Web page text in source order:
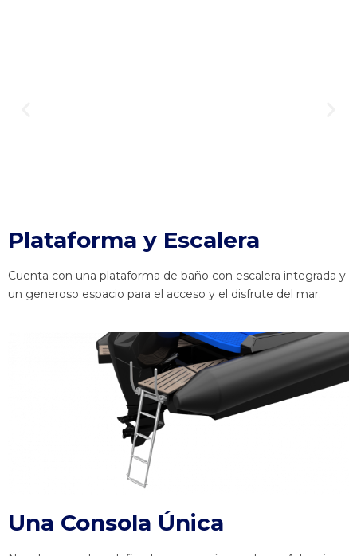
Plataforma y Escalera
Cuenta con una plataforma de baño con escalera integrada y
un generoso espacio para el acceso y el disfrute del mar.
Una Consola Única